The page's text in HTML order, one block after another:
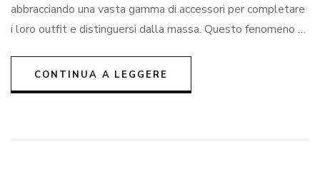
uomo
abbracciando una vasta gamma di accessori per completare
i loro outfit e distinguersi dalla massa. Questo fenomeno …
CONTINUA A LEGGERE